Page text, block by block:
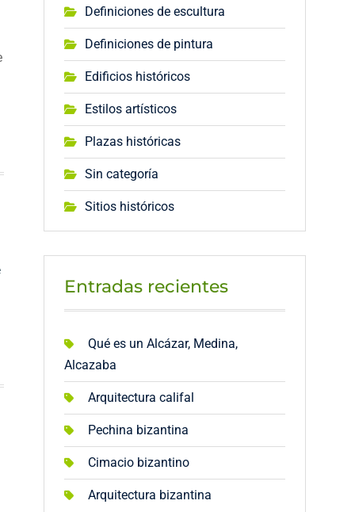
Definiciones de escultura
Definiciones de pintura
Edificios históricos
Estilos artísticos
Plazas históricas
Sin categoría
Sitios históricos
Entradas recientes
Qué es un Alcázar, Medina,
Alcazaba
Arquitectura califal
Pechina bizantina
Cimacio bizantino
Arquitectura bizantina